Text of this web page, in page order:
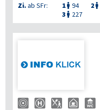
Zi.ab SFr: 1  94 2 
3  227